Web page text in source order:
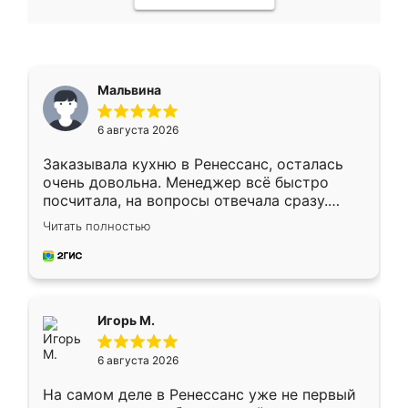
Мальвина
6 августа 2026
Заказывала кухню в Ренессанс, осталась
очень довольна. Менеджер всё быстро
посчитала, на вопросы отвечала сразу.
Замерщик приехал в субботу, подошёл к
делу со всей ответственностью. Собрали
за день, ребята работали аккуратно, даже
Читать полностью
Игорь М.
6 августа 2026
На самом деле в Ренессанс уже не первый